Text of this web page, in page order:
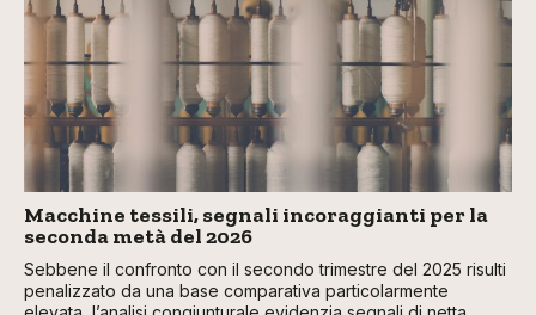
Macchine tessili, segnali incoraggianti per la
seconda metà del 2026
Sebbene il confronto con il secondo trimestre del 2025 risulti
penalizzato da una base comparativa particolarmente